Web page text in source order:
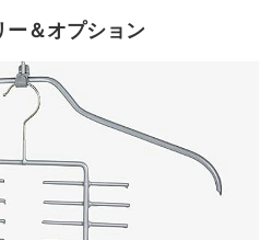
ー＆オプション